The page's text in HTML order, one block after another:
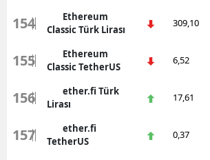
154
Ethereum
Classic Türk Lirası
309,10
155
Ethereum
Classic TetherUS
6,52
156
ether.fi Türk
Lirası
17,61
157
ether.fi
TetherUS
0,37